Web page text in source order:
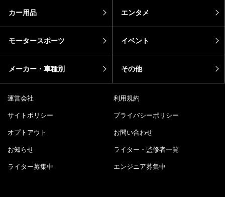
カー用品 エンタメ
モータースポーツ イベント
メーカー・車種別 その他
運営会社 利用規約
サイトポリシー プライバシーポリシー
オプトアウト お問い合わせ
お知らせ ライター・監修者一覧
ライター募集中 エンジニア募集中